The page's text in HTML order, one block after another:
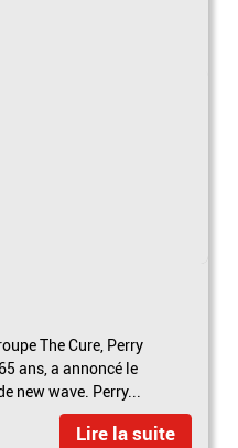
The Cure, Perry
ans, a annoncé le
new wave. Perry...
Lire la suite